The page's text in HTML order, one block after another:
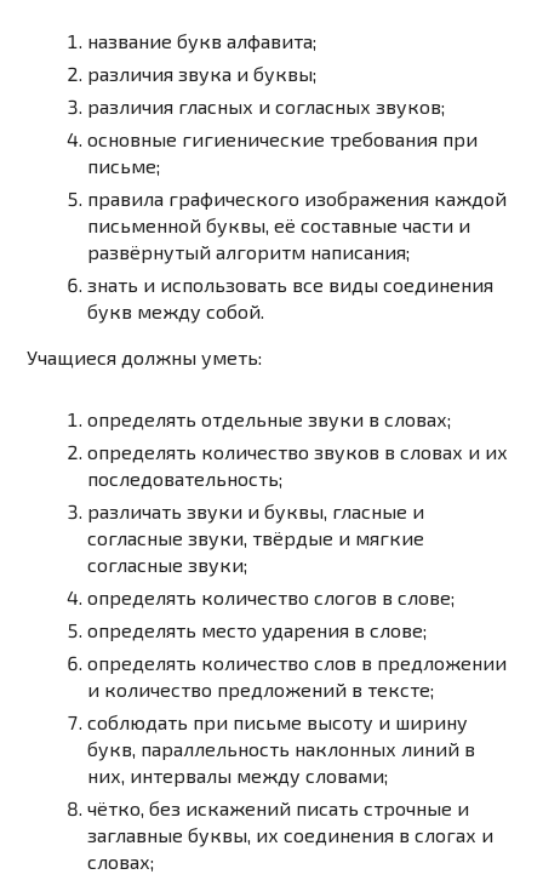
название букв алфавита;
различия звука и буквы;
различия гласных и согласных звуков;
основные гигиенические требования при
письме;
правила графического изображения каждой
письменной буквы, её составные части и
развёрнутый алгоритм написания;
знать и использовать все виды соединения
букв между собой.
Учащиеся должны уметь:
определять отдельные звуки в словах;
определять количество звуков в словах и их
последовательность;
различать звуки и буквы, гласные и
согласные звуки, твёрдые и мягкие
согласные звуки;
определять количество слогов в слове;
определять место ударения в слове;
определять количество слов в предложении
и количество предложений в тексте;
соблюдать при письме высоту и ширину
букв, параллельность наклонных линий в
них, интервалы между словами;
чётко, без искажений писать строчные и
заглавные буквы, их соединения в слогах и
словах;